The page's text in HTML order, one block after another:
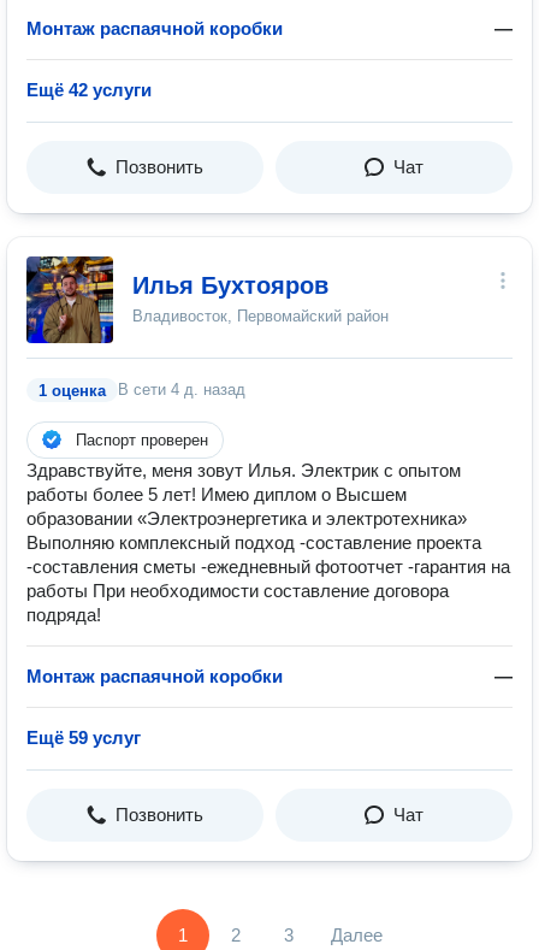
Монтаж распаячной коробки —
Ещё 42 услуги
Позвонить Чат
Илья Бухтояров
Владивосток, Первомайский район
1 оценка В сети 4 д. назад
Паспорт проверен
Здравствуйте, меня зовут Илья. Электрик с опытом
работы более 5 лет! Имею диплом о Высшем
образовании «Электроэнергетика и электротехника»
Выполняю комплексный подход -составление проекта
-составления сметы -ежедневный фотоотчет -гарантия на
работы При необходимости составление договора
подряда!
Монтаж распаячной коробки —
Ещё 59 услуг
Позвонить Чат
1 2 3 Далее